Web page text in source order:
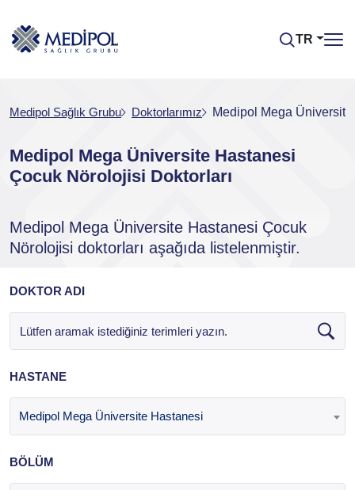
TR
Medipol Sağlık Grubu Doktorlarımız Medipol Mega
Medipol Mega Üniversite Hastanesi
Çocuk Nörolojisi Doktorları
Medipol Mega Üniversite Hastanesi Çocuk
Nörolojisi doktorları aşağıda listelenmiştir.
DOKTOR ADI
HASTANE
Medipol Mega Üniversite Hastanesi
BÖLÜM